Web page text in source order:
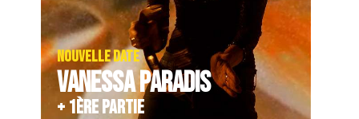
NOUVELLE DATE
VANESSA PARADIS
+ 1ÈRE PARTIE